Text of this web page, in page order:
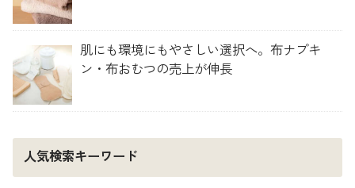
肌にも環境にもやさしい選択へ。布ナプキ
ン・布おむつの売上が伸長
人気検索キーワード